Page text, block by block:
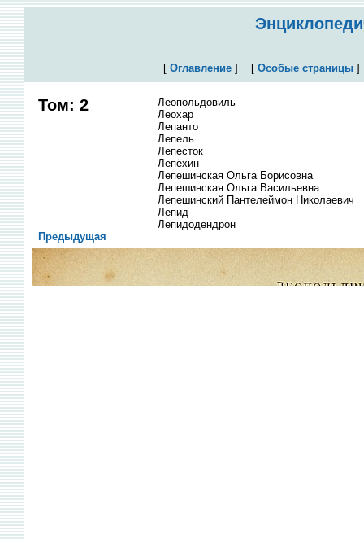
[ Оглавление] [ Особые страницы
Том: 2
Леопольдовиль
Леохар
Лепанто
Лепель
Лепесток
Лепёхин
Лепешинская Ольга Борисовна
Лепешинская Ольга Васильевна
Лепешинский Пантелеймон Николаевич
Лепид
Лепидодендрон
Предыдущая